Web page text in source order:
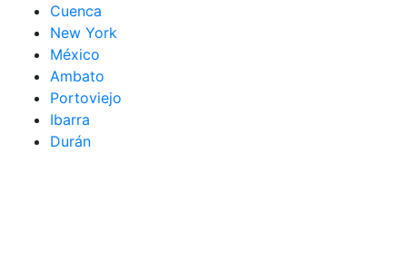
Cuenca
New York
México
Ambato
Portoviejo
Ibarra
Durán